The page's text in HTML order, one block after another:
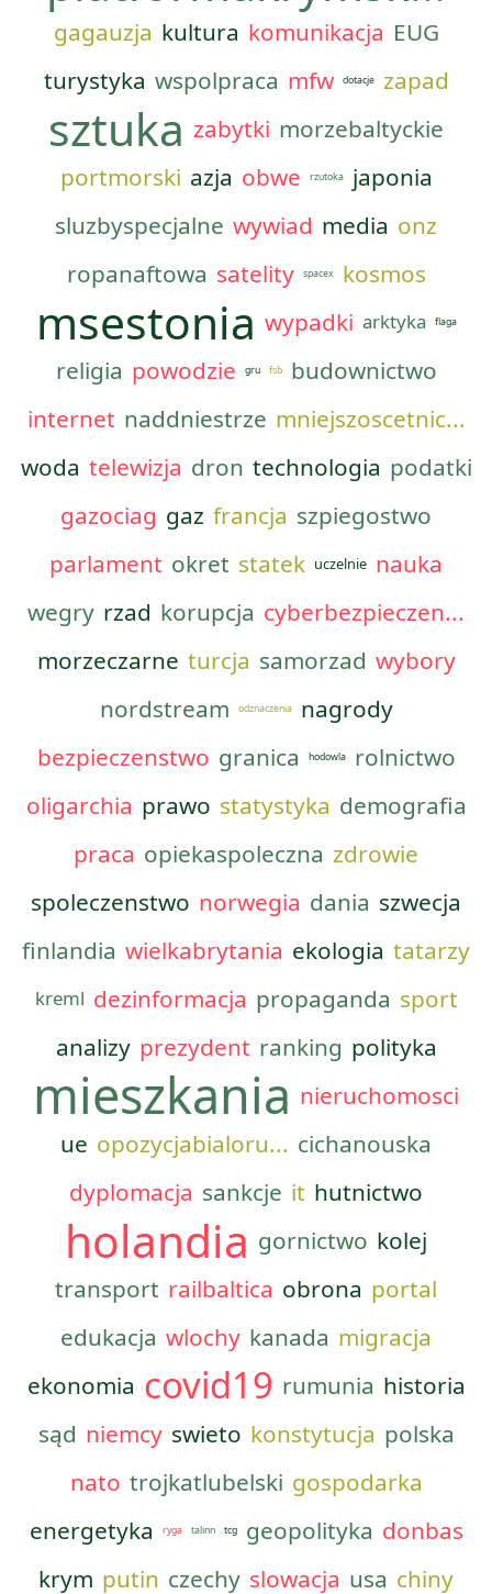
gagauzja kultura komunikacja EUG
turystyka wspolpraca mfw dotacje zapad
sztuka zabytki morzebaltyckie
portmorski azja obwe rzutoka
japonia
sluzbyspecjalne wywiad media onz
ropanaftowa satelity spacex kosmos
msestonia wypadki arktyka flaga
religia powodzie gru fsb
budownictwo
internet naddniestrze mniejszoscetnic...
woda telewizja dron technologia podatki
gazociag gaz francja szpiegostwo
parlament okret statek uczelnie nauka
wegry rzad korupcja cyberbezpieczen...
morzeczarne turcja samorzad wybory
nordstream
odznaczenia
nagrody
bezpieczenstwo granica hodowla
rolnictwo
oligarchia prawo statystyka demografia
praca opiekaspoleczna zdrowie
spoleczenstwo norwegia dania szwecja
finlandia wielkabrytania ekologia tatarzy
kreml dezinformacja propaganda sport
analizy prezydent ranking polityka
mieszkania nieruchomosci
ue opozycjabialoru... cichanouska
dyplomacja sankcje it hutnictwo
holandia gornictwo kolej
transport railbaltica obrona portal
edukacja wlochy kanada migracja
ekonomia covid19 rumunia historia
sąd niemcy swieto konstytucja polska
nato trojkatlubelski gospodarka
energetyka
ryga talinn tcg geopolityka donbas
krym putin czechy slowacja usa chiny